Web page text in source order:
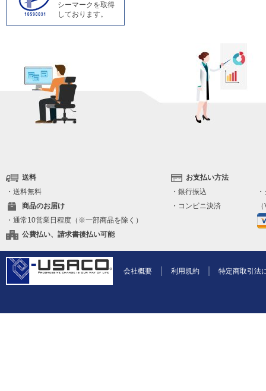
シーマークを取得
しております。
送料
・送料無料
商品のお届け
・通常10営業日程度（※一部商品を除く）
公費払い、請求書後払い可能
お支払い方法
・銀行振込
・コンビニ決済
会社概要 利用規約 特定商取引法